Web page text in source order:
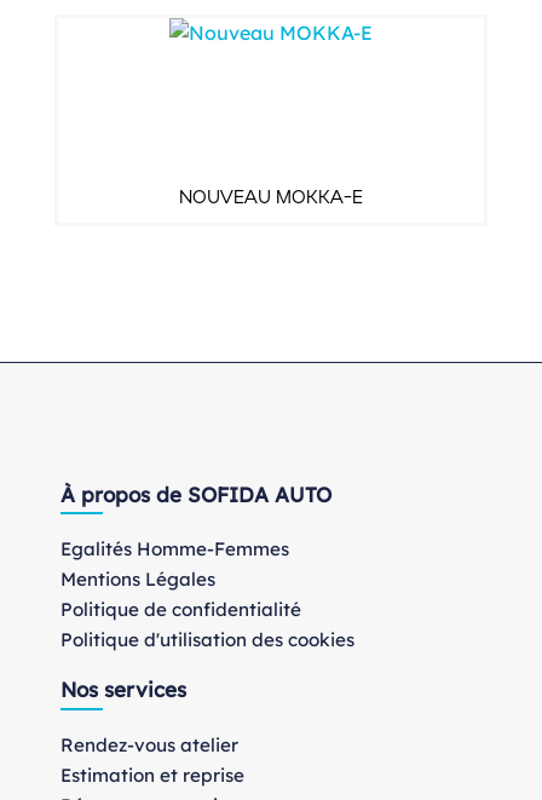
NOUVEAU MOKKA-E
À propos de SOFIDA AUTO
Egalités Homme-Femmes
Mentions Légales
Politique de confidentialité
Politique d'utilisation des cookies
Nos services
Rendez-vous atelier
Estimation et reprise